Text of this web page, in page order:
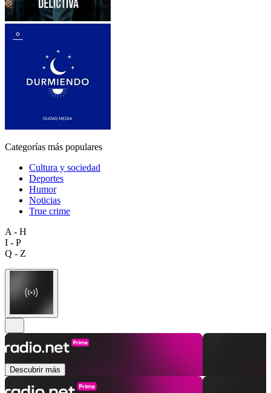
Categorías más populares
Cultura y sociedad
Deportes
Humor
Noticias
True crime
A - H
I - P
Q - Z
Descubrir más